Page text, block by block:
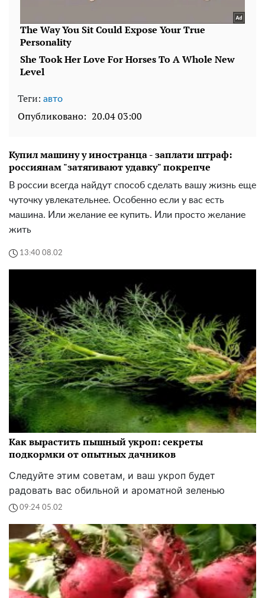
Теги: авто
Опубликовано: 20.04 03:00
Купил машину у иностранца - заплати штраф:
россиянам "затягивают удавку" покрепче
В россии всегда найдут способ сделать вашу жизнь еще
чуточку увлекательнее. Особенно если у вас есть
машина. Или желание ее купить. Или просто желание
жить
13:40 08.02
Как вырастить пышный укроп: секреты
подкормки от опытных дачников
Следуйте этим советам, и ваш укроп будет
радовать вас обильной и ароматной зеленью
09:24 05.02